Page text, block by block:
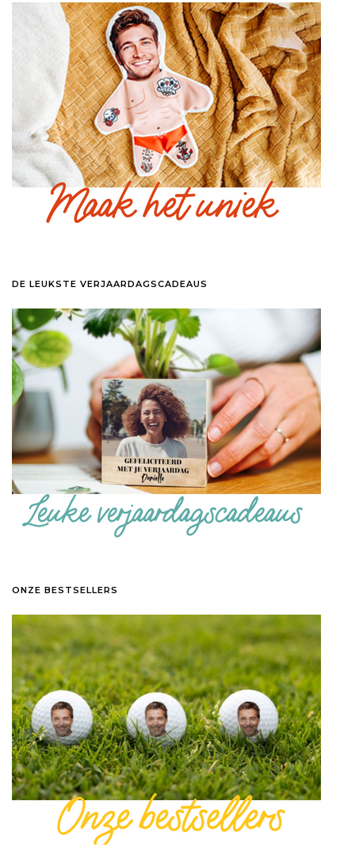
DE LEUKSTE VERJAARDAGSCADEAUS
ONZE BESTSELLERS